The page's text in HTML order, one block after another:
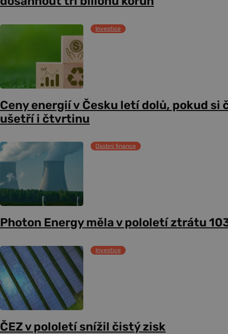
Investice
Ceny energií v Česku letí dolů, pokud si
ušetří i čtvrtinu
Osobní finance
Photon Energy měla v pololetí ztrátu
Investice
ČEZ v pololetí snížil čistý zisk